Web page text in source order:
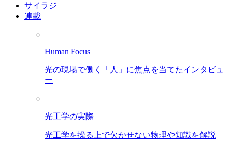
サイラジ
連載
Human Focus
光の現場で働く「人」に焦点を当てたインタビュ
ー
光工学の実際
光工学を操る上で欠かせない物理や知識を解説